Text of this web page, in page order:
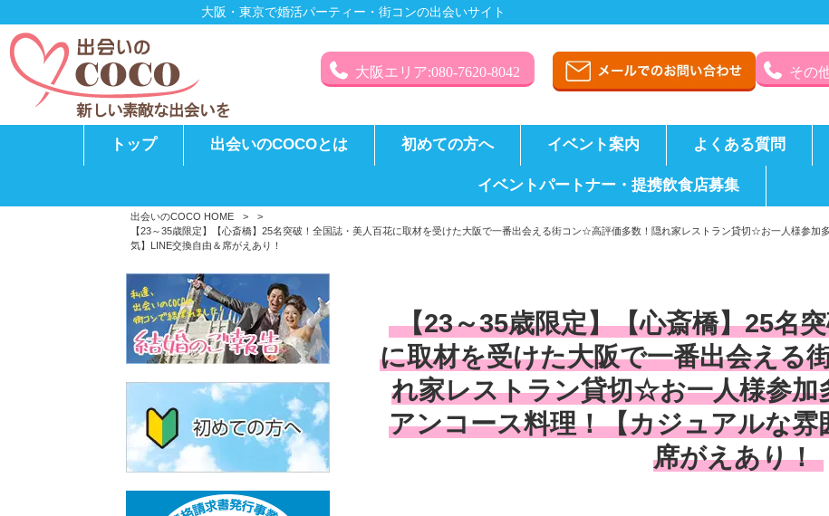
大阪・東京で婚活パーティー・街コンの出会いサイト
大阪エリア:080-7620-8042 その
トップ 出会いのCOCOとは 初めての方へ イベント案内 よくある質問
イベントパートナー・提携飲食店募集
出会いのCOCO HOME >
>
【23～35歳限定】【心斎橋】25名突破！全国誌・美人百花に取材を受けた大阪で一番出会える街コン☆高評価多数！隠れ家レストラン貸切☆お一人様参加
気】LINE交換自由＆席がえあり！
【23～35歳限定】【心斎橋】25名
に取材を受けた大阪で一番出会える
れ家レストラン貸切☆お一人様参加
アンコース料理！【カジュアルな雰
席がえあり！